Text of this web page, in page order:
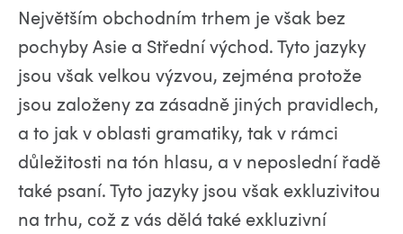
Největším obchodním trhem je však bez
pochyby Asie a Střední východ. Tyto jazyky
jsou však velkou výzvou, zejména protože
jsou založeny za zásadně jiných pravidlech,
a to jak v oblasti gramatiky, tak v rámci
důležitosti na tón hlasu, a v neposlední řadě
také psaní. Tyto jazyky jsou však exkluzivitou
na trhu, což z vás dělá také exkluzivní